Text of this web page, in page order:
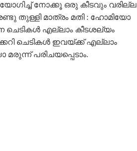
നോക്കൂ ഒരു കീടവും വരില്ല
തുള്ളി മാത്രം മതി : ഹോമിയോ
ചെടികൾ എല്ലാം കീടശല്യം
ചെടികൾ ഇവയ്ക്ക് എല്ലാം
പരിചയപ്പെടാം.